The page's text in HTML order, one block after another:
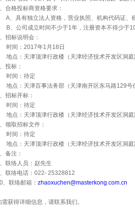
、合格投标商资格要求：
A、具有独立法人资格，营业执照、机构代码证、
B、公司成立时间不少于1年，注册资本不得少于
、招标说明会：
时间： 2017年1 月 18 日
地点：天津顶津行政楼（天津经济技术开发区洞
、投标：
时间：待定
地点：天津百事法务部（天津南开区东马路129号
、招标开标：
时间：待定
地点：天津顶津行政楼（天津经济技术开发区洞
、领取招标文件：
时间：待定
地点：天津顶津行政楼（天津经济技术开发区洞
、备注：
、联络人员：赵先生
、联络电话： 022- 25328812
、联络邮箱： zhaoxuchen@masterkong.com.cn
需获得详细信息，请联系我们。